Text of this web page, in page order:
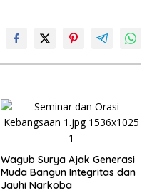
Wagub Surya Ajak Generasi
Muda Bangun Integritas dan
Jauhi Narkoba